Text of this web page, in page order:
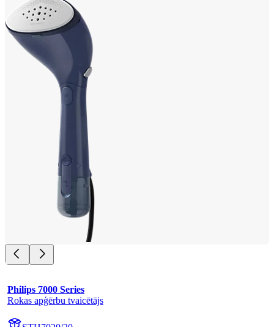
Philips 7000 Series
Rokas apģērbu tvaicētājs